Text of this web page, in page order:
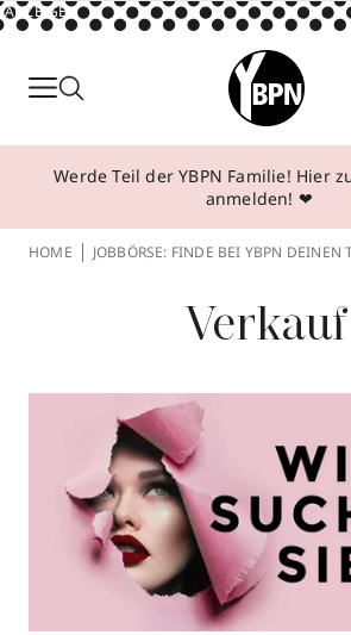
ANZEIGE
Parfum
Make-up
Behandlungen
Über YBPN
Aktionen
Storefinder
Werde Teil der YBPN Familie! Hier
anmelden! ❤
HOME JOBBÖRSE: FINDE BEI YBPN DEINEN
Verkauf